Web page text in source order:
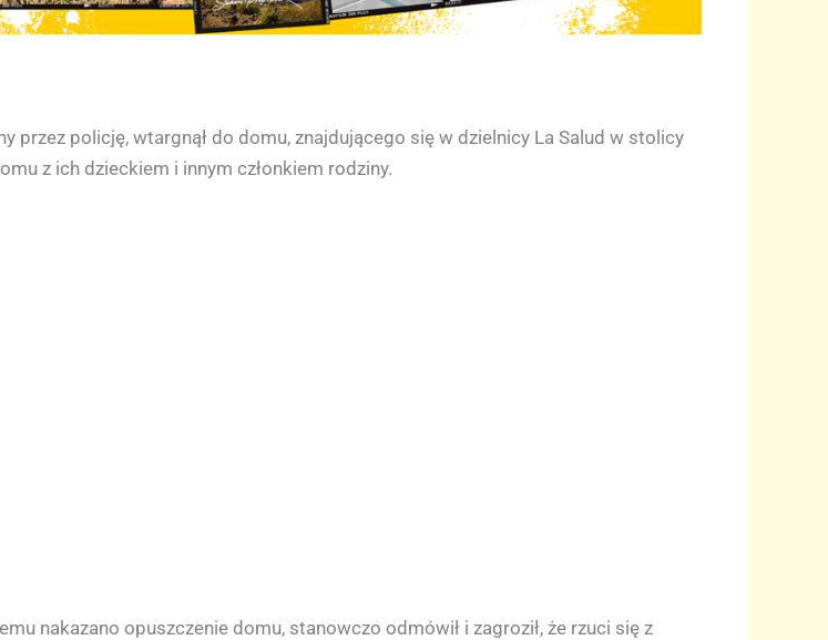
przez policję, wtargnął do domu, znajdującego się w dzielnicy La Salud w stolicy
z ich dzieckiem i innym członkiem rodziny.
nakazano opuszczenie domu, stanowczo odmówił i zagroził, że rzuci się z